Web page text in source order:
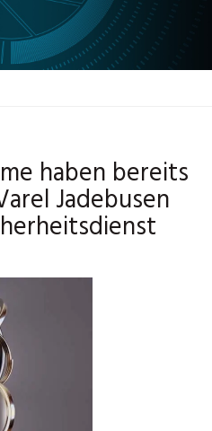
haben bereits
Jadebusen